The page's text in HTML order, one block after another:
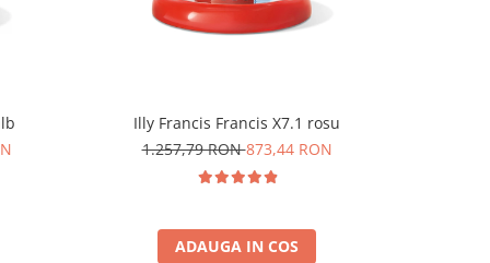
Illy Francis Francis X7.1 rosu
1.257,79 RON873,44 RON
ADAUGA IN COS